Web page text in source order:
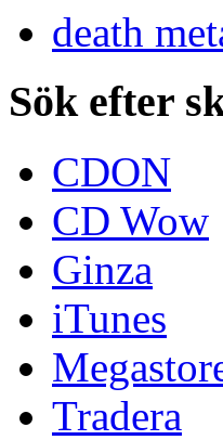
death
Sök efter
CDON
CD Wow
Ginza
iTunes
Tradera